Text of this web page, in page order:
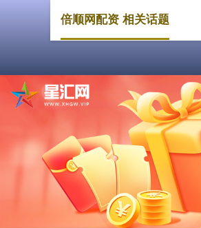
倍顺网配资 相关话题